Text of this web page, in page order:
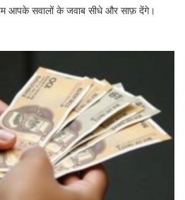
आपके सवालों के जवाब सीधे और साफ़ देंगे।